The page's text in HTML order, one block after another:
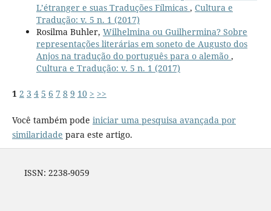
L’étranger e suas Traduções Fílmicas , Cultura e
Tradução: v. 5 n. 1 (2017)
Rosilma Buhler, Wilhelmina ou Guilhermina? Sobre
representações literárias em soneto de Augusto dos
Anjos na tradução do português para o alemão ,
Cultura e Tradução: v. 5 n. 1 (2017)
1 2 3 4 5 6 7 8 9 10 > >>
Você também pode iniciar uma pesquisa avançada por
similaridade para este artigo.
ISSN: 2238-9059